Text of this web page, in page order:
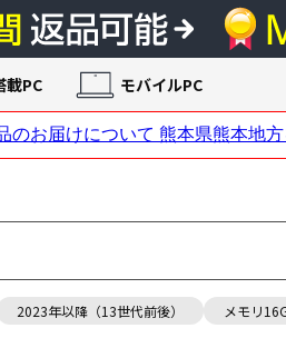
2023年以降（13世代前後） メモリ
PC モバイルPC